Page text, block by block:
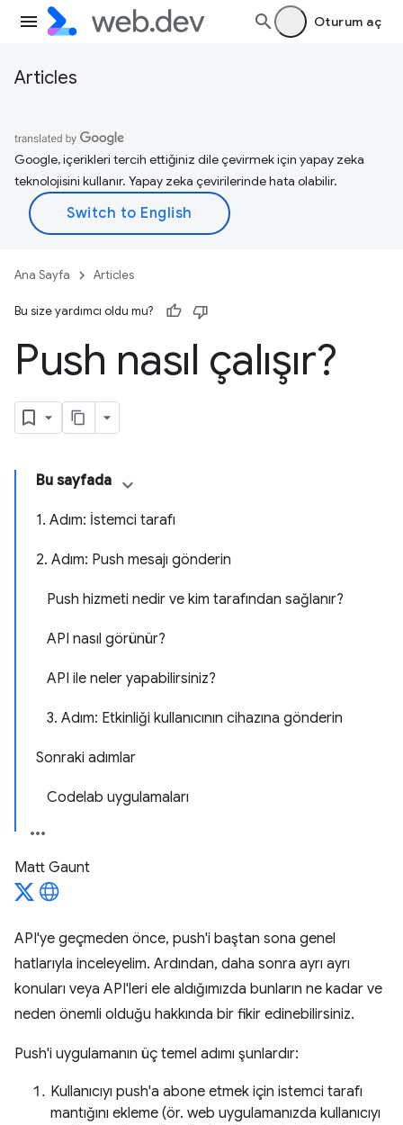
Oturum aç
Articles
Google, içerikleri tercih ettiğiniz dile çevirmek için yapay zeka
teknolojisini kullanır. Yapay zeka çevirilerinde hata olabilir.
Ana Sayfa Articles
Bu size yardımcı oldu mu?
Push nasıl çalışır?
Bu sayfada
1. Adım: İstemci tarafı
2. Adım: Push mesajı gönderin
Push hizmeti nedir ve kim tarafından sağlanır?
API nasıl görünür?
API ile neler yapabilirsiniz?
3. Adım: Etkinliği kullanıcının cihazına gönderin
Sonraki adımlar
Codelab uygulamaları
Matt Gaunt
API'ye geçmeden önce, push'i baştan sona genel
hatlarıyla inceleyelim. Ardından, daha sonra ayrı ayrı
konuları veya API'leri ele aldığımızda bunların ne kadar ve
neden önemli olduğu hakkında bir fikir edinebilirsiniz.
Push'i uygulamanın üç temel adımı şunlardır:
Kullanıcıyı push'a abone etmek için istemci tarafı
mantığını ekleme (ör. web uygulamanızda kullanıcıyı